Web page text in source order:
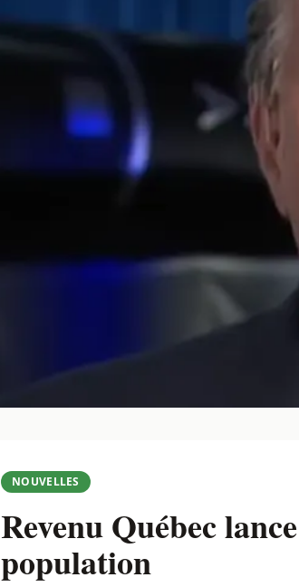
NOUVELLES
Revenu Québec
population